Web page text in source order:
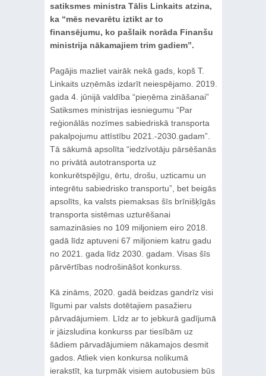
satiksmes ministra Tālis Linkaits atzina,
ka “mēs nevarētu iztikt ar to
finansējumu, ko pašlaik norāda Finanšu
ministrija nākamajiem trim gadiem”.
Pagājis mazliet vairāk nekā gads, kopš T.
Linkaits uzņēmās izdarīt neiespējamo. 2019.
gada 4. jūnijā valdība “pieņēma zināšanai”
Satiksmes ministrijas iesniegumu “Par
reģionālās nozīmes sabiedriskā transporta
pakalpojumu attīstību 2021.-2030.gadam”.
Tā sākumā apsolīta “iedzīvotāju pārsēšanās
no privātā autotransporta uz
konkurētspējīgu, ērtu, drošu, uzticamu un
integrētu sabiedrisko transportu”, bet beigās
apsolīts, ka valsts piemaksas šīs brīnišķīgās
transporta sistēmas uzturēšanai
samazināsies no 109 miljoniem eiro 2018.
gadā līdz aptuveni 67 miljoniem katru gadu
no 2021. gada līdz 2030. gadam. Visas šīs
pārvērtības nodrošināšot konkurss.
Kā zināms, 2020. gadā beidzas gandrīz visi
līgumi par valsts dotētajiem pasažieru
pārvadājumiem. Līdz ar to jebkurā gadījumā
ir jāizsludina konkurss par tiesībām uz
šādiem pārvadājumiem nākamajos desmit
gados. Atliek vien konkursa nolikumā
ierakstīt, ka turpmāk visiem autobusiem būs